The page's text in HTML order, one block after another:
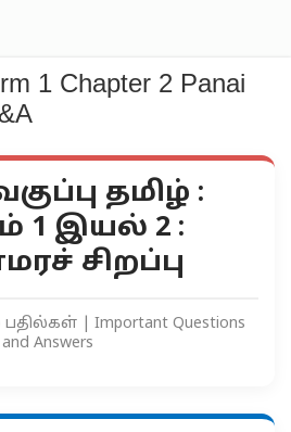
1 Chapter 2 Panai
தமிழ் :
1 இயல் 2 :
சிறப்பு
| Important Questions
and Answers